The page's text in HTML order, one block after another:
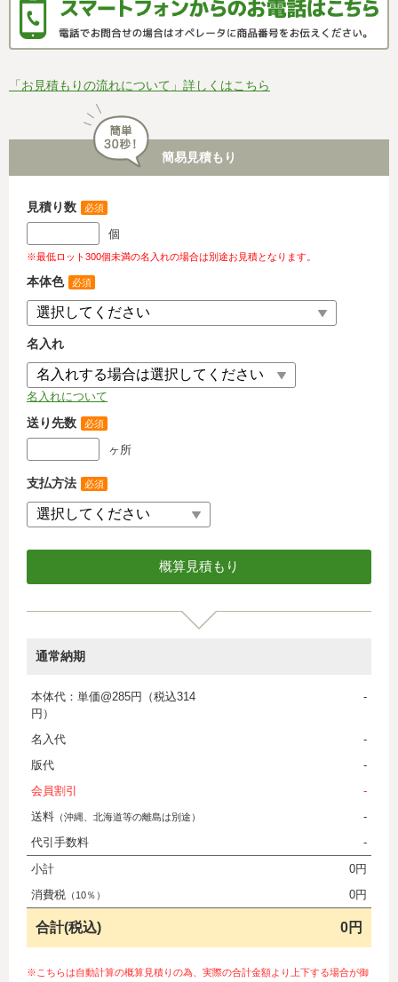
「お見積もりの流れについて」詳しくはこちら
簡易見積もり
見積り数 必須
個
※最低ロット300個未満の名入れの場合は別途お見積となります。
本体色 必須
名入れ
名入れについて
送り先数 必須
ヶ所
支払方法 必須
通常納期
本体代：単価@285円（税込314
円）
-
名入代
-
版代
-
会員割引
-
送料 （沖縄、北海道等の離島は別途）
-
代引手数料
-
小計
0円
消費税 （10％） 0円
合計(税込) 0円
※こちらは自動計算の概算見積りの為、実際の合計金額より上下する場合が御